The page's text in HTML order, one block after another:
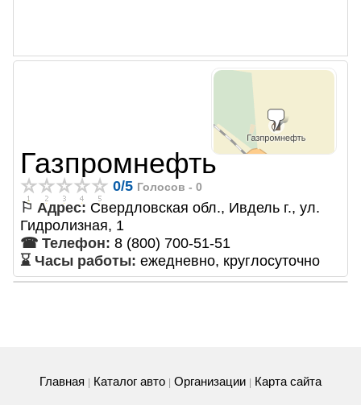
Газпромнефть
0/5 Голосов - 0
⚐ Адрес: Свердловская обл., Ивдель г., ул.
Гидролизная, 1
☎ Телефон: 8 (800) 700-51-51
⌛ Часы работы: ежедневно, круглосуточно
Главная Каталог авто Организации Карта сайта